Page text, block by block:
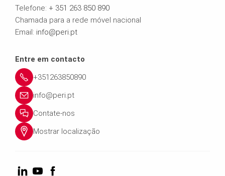
Telefone: + 351 263 850 890
Chamada para a rede móvel nacional
Email: info@peri.pt
Entre em contacto
+351263850890
info@peri.pt
Contate-nos
Mostrar localização